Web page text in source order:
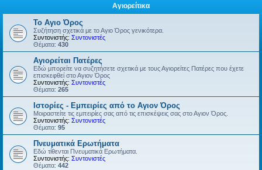
Αγιορείτικα
Το Αγιο Όρος
Συζήτηση σχετικά με το Αγιο Όρος γενικότερα.
Συντονιστής: Συντονιστές
Θέματα: 430
Αγιορείται Πατέρες
Εδώ μπορείτε να συζητήσετε σχετικά με τους Αγιορείτες Πατέρες που έχετε
επισκεφθεί στο Αγιον Όρος
Συντονιστής: Συντονιστές
Θέματα: 265
Ιστορίες - Εμπειρίες από το Αγιον Όρος
Μοιραστείτε τις εμπειρίες σας από τις επισκέψεις σας στο Αγιον Όρος.
Συντονιστής: Συντονιστές
Θέματα: 95
Πνευματικά Ερωτήματα
Εδώ τίθενται Πνευματικά Ερωτήματα.
Συντονιστής: Συντονιστές
Θέματα: 442